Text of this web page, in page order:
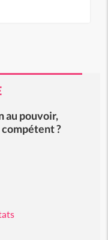
au pouvoir,
?